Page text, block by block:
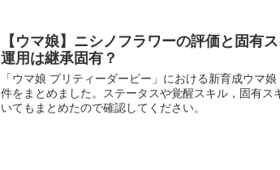
【ウマ娘】ニシノフラワーの評価と固有
運用は継承固有？
「ウマ娘 プリティーダービー」における新育成ウマ
件をまとめました。ステータスや覚醒スキル，固有
いてもまとめたので確認してください。